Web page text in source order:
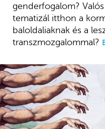
genderfogalom?
tematizál itthon a
baloldaliaknak és a
transzmozgalommal?